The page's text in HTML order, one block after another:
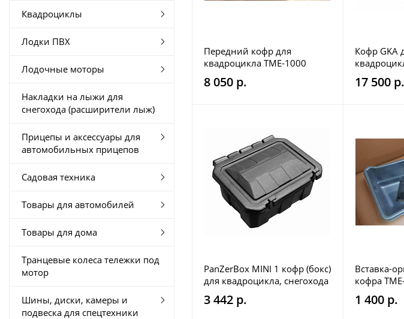
Квадроциклы
Лодки ПВХ
Лодочные моторы
Накладки на лыжи для
снегохода (расширители лыж)
Прицепы и аксессуары для
автомобильных прицепов
Садовая техника
Товары для автомобилей
Товары для дома
Транцевые колеса тележки под
мотор
Шины, диски, камеры и
подвеска для спецтехники
Передний кофр для
квадроцикла TME-1000
Gorilla Trailer
8 050 р.
Кофр GKA
17 500 р.
PanZerBox MINI 1 кофр (бокс)
для квадроцикла, снегохода
или прицепа
3 442 р.
Вставка-
кофра
Trailer
1 400 р.